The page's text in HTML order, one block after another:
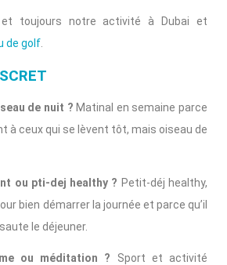
et toujours notre activité à Dubai et
de golf
de nuit ? Matinal en semaine parce
à ceux qui se lèvent tôt, mais oiseau de
ou pti-dej healthy ? Petit-déj healthy,
bien démarrer la journée et parce qu’il
le déjeuner.
ou méditation ? Sport et activité